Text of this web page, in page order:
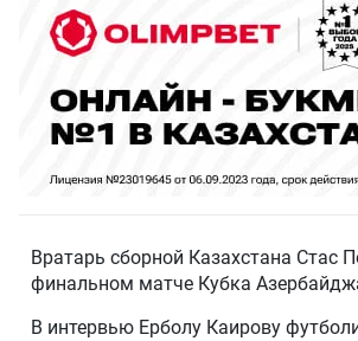
Вратарь сборной Казахстана Стас
финальном матче Кубка
В интервью Ерболу Каирову